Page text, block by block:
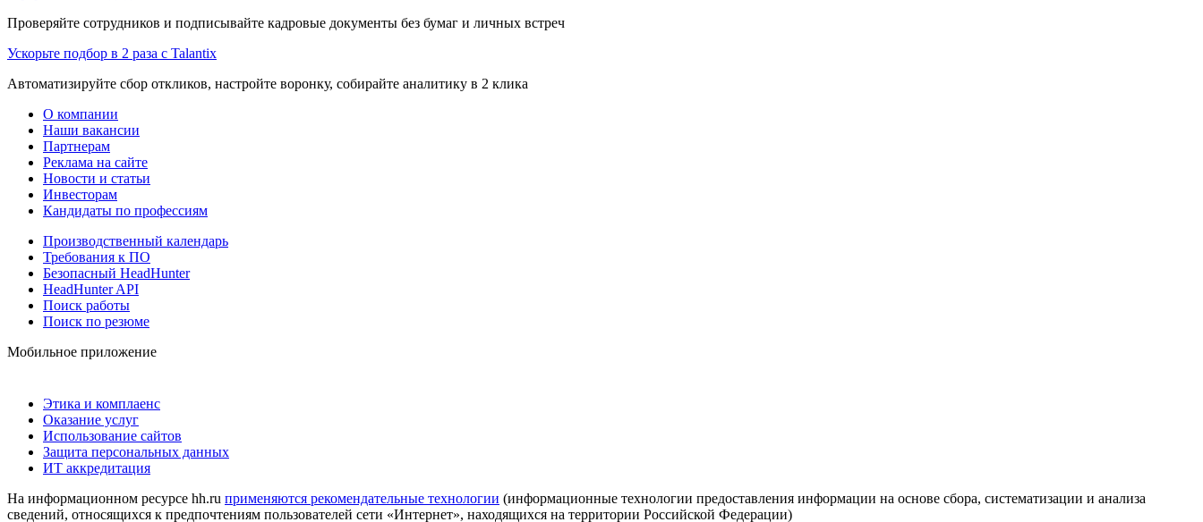
Проверяйте сотрудников и подписывайте кадровые документы без бумаг и личных встреч
Ускорьте подбор в 2 раза с Talantix
Автоматизируйте сбор откликов, настройте воронку, собирайте аналитику в 2 клика
О компании
Наши вакансии
Партнерам
Реклама на сайте
Новости и статьи
Инвесторам
Кандидаты по профессиям
Производственный календарь
Требования к ПО
Безопасный HeadHunter
HeadHunter API
Поиск работы
Поиск по резюме
Мобильное приложение
Этика и комплаенс
Оказание услуг
Использование сайтов
Защита персональных данных
ИТ аккредитация
На информационном ресурсе hh.ru применяются рекомендательные технологии (информационные технологии предоставления информации на основе сбора, систематизации и анализа
сведений, относящихся к предпочтениям пользователей сети «Интернет», находящихся на территории Российской Федерации)